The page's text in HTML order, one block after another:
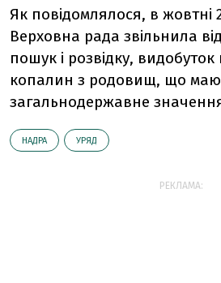
Як повідомлялося, в жовтні
Верховна рада звільнила
пошук і розвідку,
копалин з родовищ, що
загальнодержавне
НАДРА УРЯД
РЕКЛАМА: